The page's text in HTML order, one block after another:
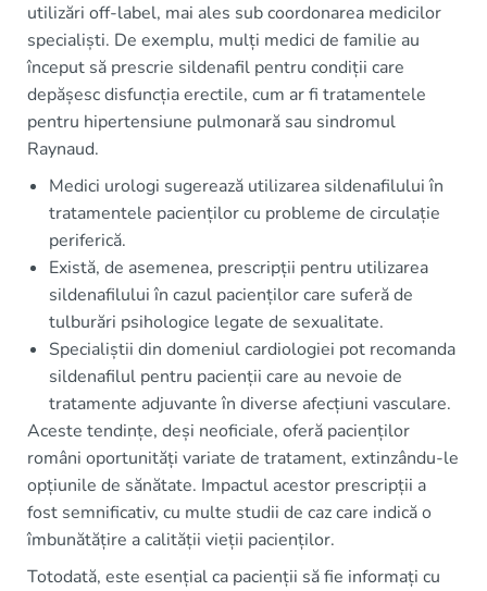
utilizări off-label, mai ales sub coordonarea medicilor
specialiști. De exemplu, mulți medici de familie au
început să prescrie sildenafil pentru condiții care
depășesc disfuncția erectile, cum ar fi tratamentele
pentru hipertensiune pulmonară sau sindromul
Raynaud.
Medici urologi sugerează utilizarea sildenafilului în
tratamentele pacienților cu probleme de circulație
periferică.
Există, de asemenea, prescripții pentru utilizarea
sildenafilului în cazul pacienților care suferă de
tulburări psihologice legate de sexualitate.
Specialiștii din domeniul cardiologiei pot recomanda
sildenafilul pentru pacienții care au nevoie de
tratamente adjuvante în diverse afecțiuni vasculare.
Aceste tendințe, deși neoficiale, oferă pacienților
români oportunități variate de tratament, extinzându-le
opțiunile de sănătate. Impactul acestor prescripții a
fost semnificativ, cu multe studii de caz care indică o
îmbunătățire a calității vieții pacienților.
Totodată, este esențial ca pacienții să fie informați cu